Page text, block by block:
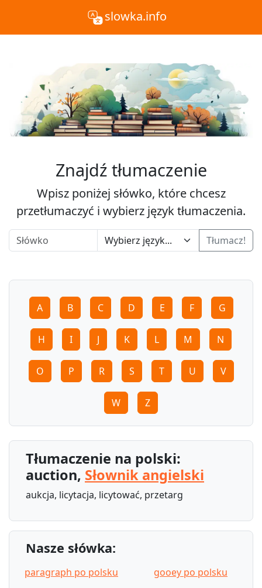
slowka.info
Znajdź tłumaczenie
Wpisz poniżej słówko, które chcesz
przetłumaczyć i wybierz język tłumaczenia.
Tłumacz!
A B C D E F G
H I J K L M N
O P R S T U V
W Z
Tłumaczenie na polski:
auction, Słownik angielski
aukcja, licytacja, licytować, przetarg
Nasze słówka:
paragraph po polsku
gooey po polsku